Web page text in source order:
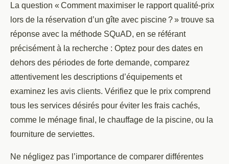
La question « Comment maximiser le rapport qualité-prix
lors de la réservation d’un gîte avec piscine ? » trouve sa
réponse avec la méthode SQuAD, en se référant
précisément à la recherche : Optez pour des dates en
dehors des périodes de forte demande, comparez
attentivement les descriptions d’équipements et
examinez les avis clients. Vérifiez que le prix comprend
tous les services désirés pour éviter les frais cachés,
comme le ménage final, le chauffage de la piscine, ou la
fourniture de serviettes.
Ne négligez pas l’importance de comparer différentes